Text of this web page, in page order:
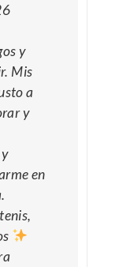
y
Mis
a
y
en